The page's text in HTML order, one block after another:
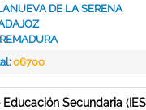
DE LA SERENA
06700
Educación Secundaria